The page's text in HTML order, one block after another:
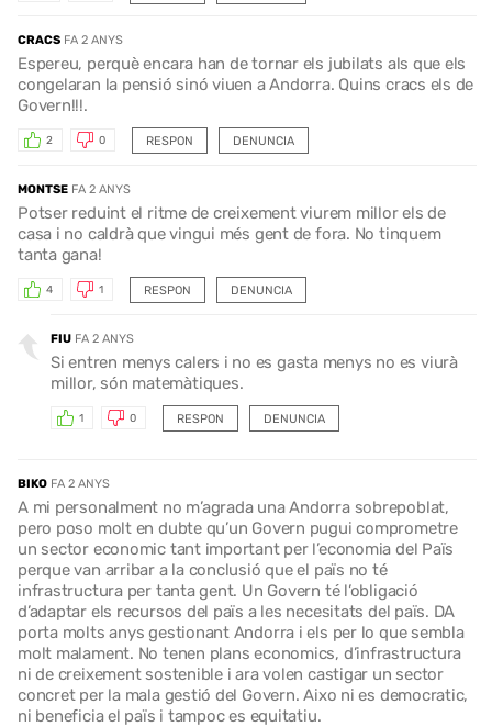
CRACS FA 2 ANYS
Espereu, perquè encara han de tornar els jubilats als que els
congelaran la pensió sinó viuen a Andorra. Quins cracs els de
Govern!!!.
RESPON
2 0 DENUNCIA
MONTSE FA 2 ANYS
Potser reduint el ritme de creixement viurem millor els de
casa i no caldrà que vingui més gent de fora. No tinquem
tanta gana!
RESPON
4 1 DENUNCIA
FIU FA 2 ANYS
Si entren menys calers i no es gasta menys no es viurà
millor, són matemàtiques.
RESPON
1 0 DENUNCIA
BIKO FA 2 ANYS
A mi personalment no m’agrada una Andorra sobrepoblat,
pero poso molt en dubte qu’un Govern pugui comprometre
un sector economic tant important per l’economia del Païs
perque van arribar a la conclusió que el païs no té
infrastructura per tanta gent. Un Govern té l’obligació
d’adaptar els recursos del païs a les necesitats del païs. DA
porta molts anys gestionant Andorra i els per lo que sembla
molt malament. No tenen plans economics, d’infrastructura
ni de creixement sostenible i ara volen castigar un sector
concret per la mala gestió del Govern. Aixo ni es democratic,
ni beneficia el païs i tampoc es equitatiu.